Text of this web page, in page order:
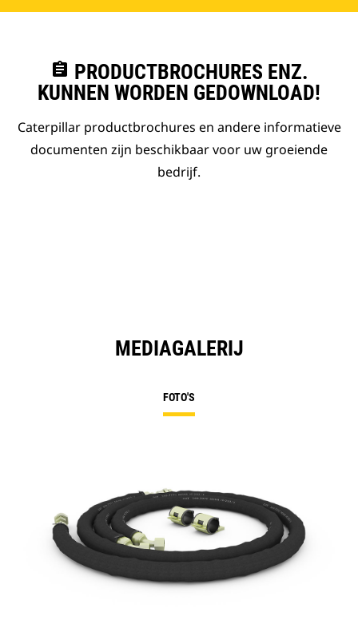
assignment PRODUCTBROCHURES ENZ.
KUNNEN WORDEN GEDOWNLOAD!
Caterpillar productbrochures en andere informatieve
documenten zijn beschikbaar voor uw groeiende
bedrijf.
MEDIAGALERIJ
FOTO'S